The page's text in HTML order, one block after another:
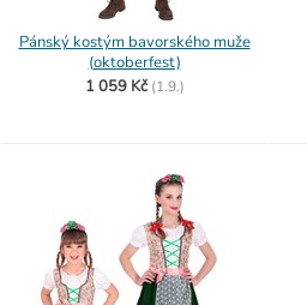
Pánský kostým bavorského muže
(oktoberfest)
1 059 Kč (1.9.)